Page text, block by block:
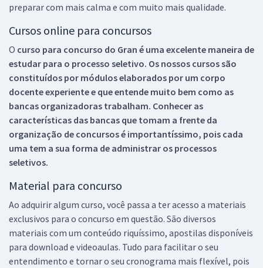
preparar com mais calma e com muito mais qualidade.
Cursos online para concursos
O curso para concurso do Gran é uma excelente maneira de
estudar para o processo seletivo. Os nossos cursos são
constituídos por módulos elaborados por um corpo
docente experiente e que entende muito bem como as
bancas organizadoras trabalham. Conhecer as
características das bancas que tomam a frente da
organização de concursos é importantíssimo, pois cada
uma tem a sua forma de administrar os processos
seletivos.
Material para concurso
Ao adquirir algum curso, você passa a ter acesso a materiais
exclusivos para o concurso em questão. São diversos
materiais com um conteúdo riquíssimo, apostilas disponíveis
para download e videoaulas. Tudo para facilitar o seu
entendimento e tornar o seu cronograma mais flexível, pois